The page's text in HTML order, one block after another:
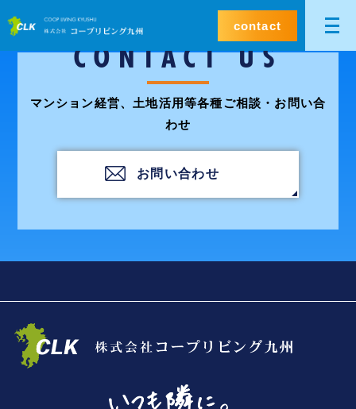
contact
CONTACT US
マンション経営、土地活用等各種ご相談・お問い合
わせ
お問い合わせ